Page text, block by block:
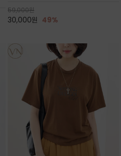
다.
59,000원
30,000원 49%